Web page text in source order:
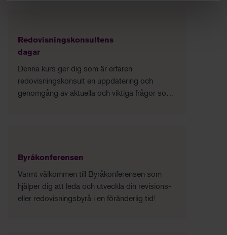
Redovisningskonsultens
dagar
Denna kurs ger dig som är erfaren
redovisningskonsult en uppdatering och
genomgång av aktuella och viktiga frågor som
Byråkonferensen
Varmt välkommen till Byråkonferensen som
hjälper dig att leda och utveckla din revisions-
eller redovisningsbyrå i en föränderlig tid!